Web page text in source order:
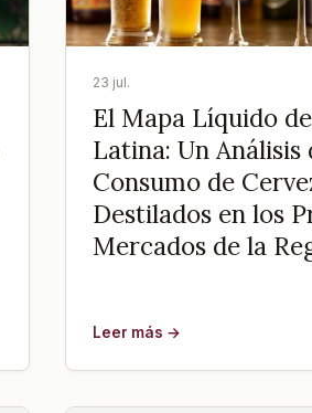
23 jul.
El Mapa Líquido
Latina: Un Análisis
Consumo de
Destilados en los
Mercados de la
Leer más →